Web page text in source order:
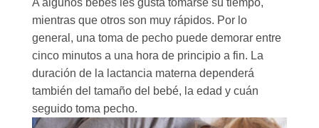
A algunos bebés les gusta tomarse su tiempo,
mientras que otros son muy rápidos. Por lo
general, una toma de pecho puede demorar entre
cinco minutos a una hora de principio a fin. La
duración de la lactancia materna dependerá
también del tamaño del bebé, la edad y cuán
seguido toma pecho.